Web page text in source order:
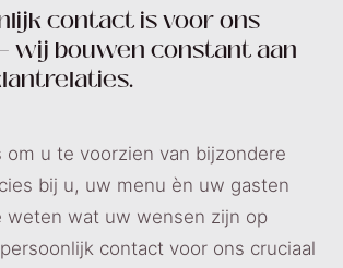
contact is voor ons
wij bouwen constant aan
om u te voorzien van bijzondere
bij u, uw menu èn uw gasten
weten wat uw wensen zijn op
contact voor ons cruciaal